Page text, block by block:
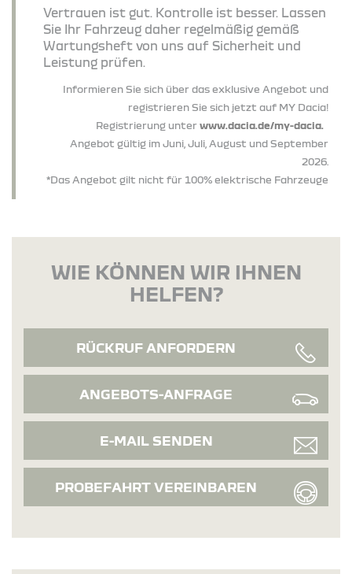
Vertrauen ist gut. Kontrolle ist besser. Lassen
Sie Ihr Fahrzeug daher regelmäßig gemäß
Wartungsheft von uns auf Sicherheit und
Leistung prüfen.
Informieren Sie sich über das exklusive Angebot und
registrieren Sie sich jetzt auf MY Dacia!
Registrierung unter www.dacia.de/my-dacia.
Angebot gültig im Juni, Juli, August und September
2026.
*Das Angebot gilt nicht für 100% elektrische Fahrzeuge
WIE KÖNNEN WIR IHNEN
HELFEN?
RÜCKRUF ANFORDERN
ANGEBOTS-ANFRAGE
E-MAIL SENDEN
PROBEFAHRT VEREINBAREN